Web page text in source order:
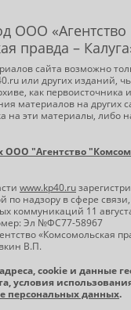
ООО «Агентство
правда –
сайта возможно
или других изданий,
как первоисточника
материалов на других
на эти материалы, либо
ООО "Агентство
www.kp40.ru
по надзору в сфере
коммуникаций 11
Эл №ФС77-58967
«Комсомольская
В.П.
cookie и данные
условия
персональных данных.